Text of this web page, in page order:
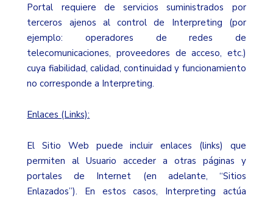
Portal requiere de servicios suministrados por
terceros ajenos al control de Interpreting (por
ejemplo: operadores de redes de
telecomunicaciones, proveedores de acceso, etc.)
cuya fiabilidad, calidad, continuidad y funcionamiento
no corresponde a Interpreting.
Enlaces (Links):
El Sitio Web puede incluir enlaces (links) que
permiten al Usuario acceder a otras páginas y
portales de Internet (en adelante, “Sitios
Enlazados”). En estos casos, Interpreting actúa